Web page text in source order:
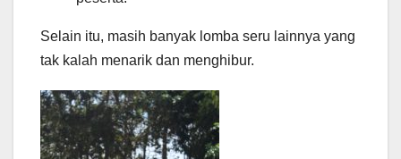
Selain itu, masih banyak lomba seru lainnya yang
tak kalah menarik dan menghibur.